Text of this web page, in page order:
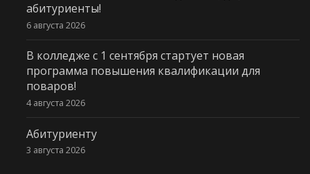
абитуриенты!
6 августа 2026
В колледже с 1 сентября стартует новая
программа повышения квалификации для
поваров!
4 августа 2026
Абитуриенту
3 августа 2026